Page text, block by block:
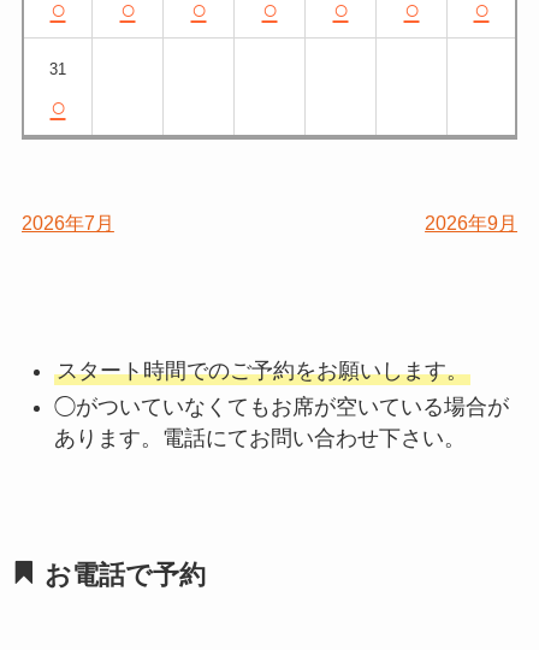
○ ○ ○ ○ ○ ○ ○
31
○
2026年7月 2026年9月
スタート時間でのご予約をお願いします。
◯がついていなくてもお席が空いている場合が
あります。電話にてお問い合わせ下さい。
お電話で予約